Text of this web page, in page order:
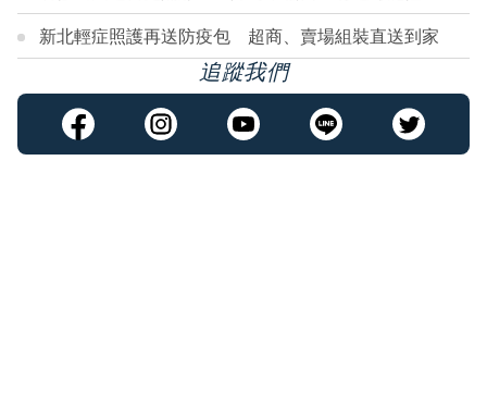
新北輕症照護再送防疫包 超商、賣場組裝直送到家
追蹤我們